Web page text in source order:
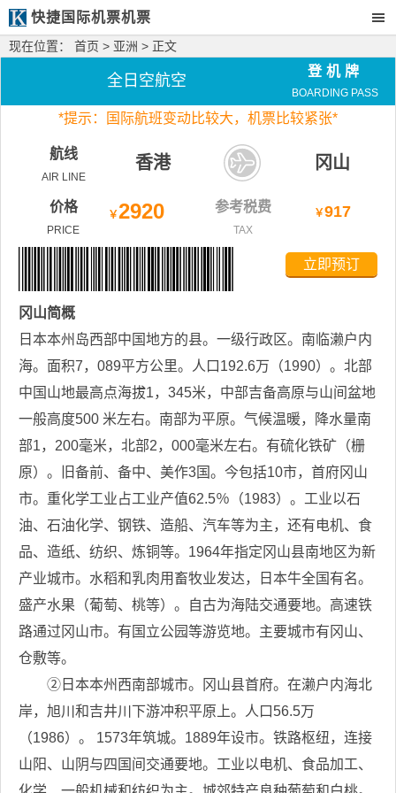
快捷国际机票机票
现在位置： 首页 > 亚洲 > 正文
全日空航空
登机牌
BOARDING PASS
*提示：国际航班变动比较大， 机票比较紧张*
航线
AIR LINE
香港 冈山
价格
PRICE
￥2920 参考税费
TAX
￥917
立即预订
冈山简概
日本本州岛西部中国地方的县。一级行政区。南临濑户内
海。面积7，089平方公里。人口192.6万（1990）。北部
中国山地最高点海拔1，345米，中部吉备高原与山间盆地
一般高度500 米左右。南部为平原。气候温暖，降水量南
部1，200毫米，北部2，000毫米左右。有硫化铁矿（栅
原）。旧备前、备中、美作3国。今包括10市，首府冈山
市。重化学工业占工业产值62.5％（1983）。工业以石
油、石油化学、钢铁、造船、汽车等为主，还有电机、食
品、造纸、纺织、炼铜等。1964年指定冈山县南地区为新
产业城市。水稻和乳肉用畜牧业发达，日本牛全国有名。
盛产水果（葡萄、桃等）。自古为海陆交通要地。高速铁
路通过冈山市。有国立公园等游览地。主要城市有冈山、
仓敷等。
②日本本州西南部城市。冈山县首府。在濑户内海北
岸，旭川和吉井川下游冲积平原上。人口56.5万
（1986）。 1573年筑城。1889年设市。铁路枢纽，连接
山阳、山阴与四国间交通要地。工业以电机、食品加工、